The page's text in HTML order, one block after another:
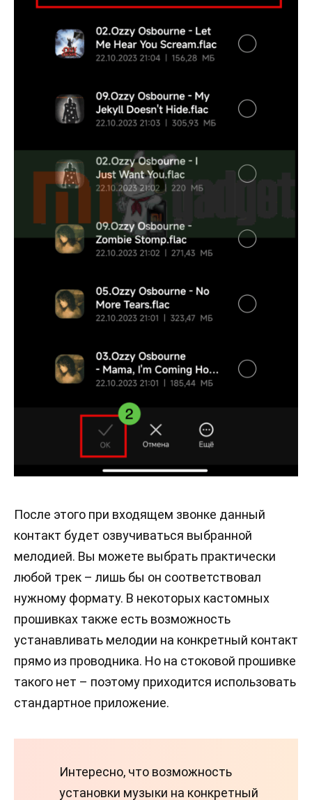
После этого при входящем звонке данный
контакт будет озвучиваться выбранной
мелодией. Вы можете выбрать практически
любой трек – лишь бы он соответствовал
нужному формату. В некоторых кастомных
прошивках также есть возможность
устанавливать мелодии на конкретный контакт
прямо из проводника. Но на стоковой прошивке
такого нет – поэтому приходится использовать
стандартное приложение.
Интересно, что возможность
установки музыки на конкретный